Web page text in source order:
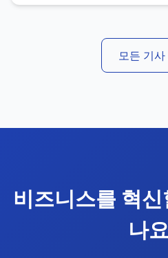
모든 기사
비즈니스를 혁
나